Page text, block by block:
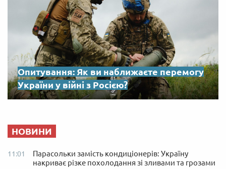
Опитування: Як ви наближаєте перемогу
України у війні з Росією?
НОВИНИ
11:01
Парасольки замість кондиціонерів: Україну
накриває різке похолодання зі зливами та грозами